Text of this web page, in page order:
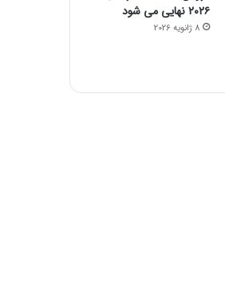
۲۰۲۶ نهایی می شود
8 ژانویه 2026